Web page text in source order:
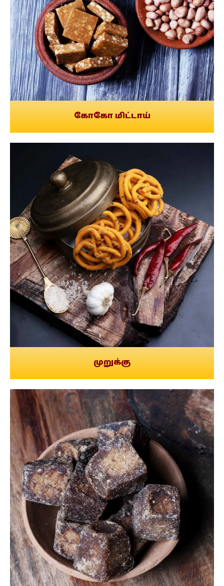
கோகோ மிட்டாய்
முறுக்கு